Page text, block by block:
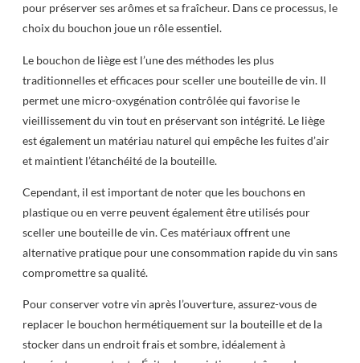
pour préserver ses arômes et sa fraîcheur. Dans ce processus, le
choix du bouchon joue un rôle essentiel.
Le bouchon de liège est l’une des méthodes les plus
traditionnelles et efficaces pour sceller une bouteille de vin. Il
permet une micro-oxygénation contrôlée qui favorise le
vieillissement du vin tout en préservant son intégrité. Le liège
est également un matériau naturel qui empêche les fuites d’air
et maintient l’étanchéité de la bouteille.
Cependant, il est important de noter que les bouchons en
plastique ou en verre peuvent également être utilisés pour
sceller une bouteille de vin. Ces matériaux offrent une
alternative pratique pour une consommation rapide du vin sans
compromettre sa qualité.
Pour conserver votre vin après l’ouverture, assurez-vous de
replacer le bouchon hermétiquement sur la bouteille et de la
stocker dans un endroit frais et sombre, idéalement à